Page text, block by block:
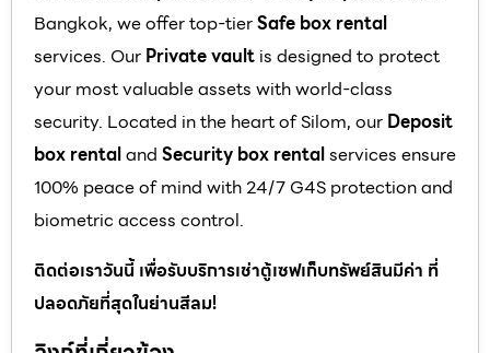
Bangkok, we offer top-tierSafe box rental
services. Our Private vault is designed to protect
your most valuable assets with world-class
security. Located in the heart of Silom, our Deposit
box rentaland Security box rentalservices ensure
100% peace of mind with 24/7 G4S protection and
biometric access control.
ติดต่อเราวันนี้ เพื่อรับบริการเช่าตู้เซฟเก็บทรัพย์สินมีค่า ที่
ปลอดภัยที่สุดในย่านสีลม!